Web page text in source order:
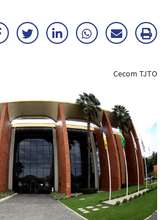
FacebookTwitterLinkedInWhatsApp
Enviar
E-
Cecom TJTO